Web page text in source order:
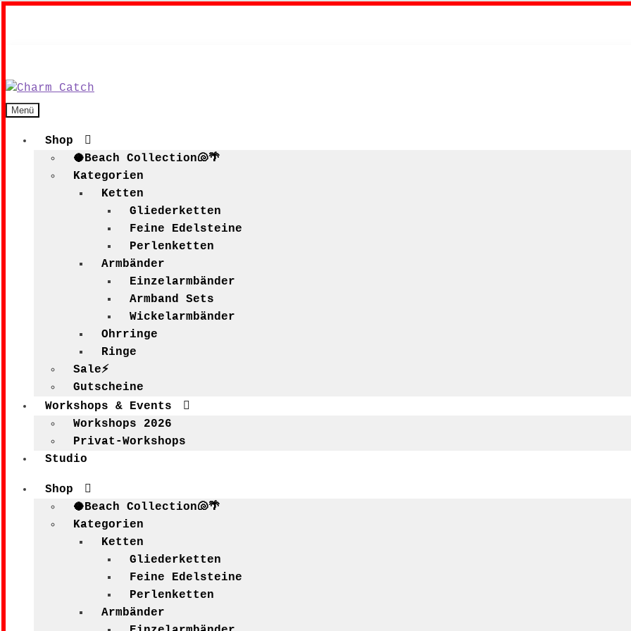
Zur
Navigation
Zum
Inhalt
Menü
Shop
🥥Beach Collection🐚🌴
Kategorien
Ketten
Gliederketten
Feine Edelsteine
Perlenketten
Armbänder
Einzelarmbänder
Armband Sets
Wickelarmbänder
Ohrringe
Ringe
Sale⚡
Gutscheine
Workshops & Events
Workshops 2026
Privat-Workshops
Studio
Shop
🥥Beach Collection🐚🌴
Kategorien
Ketten
Gliederketten
Feine Edelsteine
Perlenketten
Armbänder